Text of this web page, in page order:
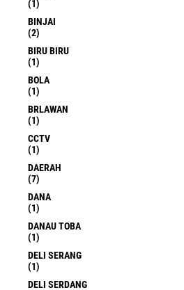
(1)
BINJAI
(2)
BIRU BIRU
(1)
BOLA
(1)
BRLAWAN
(1)
CCTV
(1)
DAERAH
(7)
DANA
(1)
DANAU TOBA
(1)
DELI SERANG
(1)
DELI SERDANG